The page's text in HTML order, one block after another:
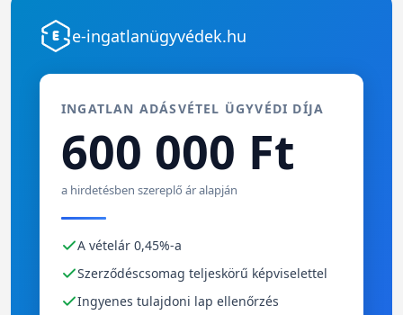
e-ingatlanügyvédek.hu
INGATLAN ADÁSVÉTEL ÜGYVÉDI DÍJA
600 000 Ft
a hirdetésben szereplő ár alapján
A vételár 0,45%-a
Szerződéscsomag teljeskörű képviselettel
Ingyenes tulajdoni lap ellenőrzés